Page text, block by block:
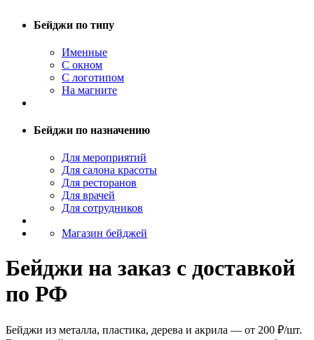
Бейджи по типу
Именные
С окном
С логотипом
На магните
Бейджи по назначению
Для мероприятий
Для салона красоты
Для ресторанов
Для врачей
Для сотрудников
Магазин бейджей
Бейджи на заказ с доставкой
по РФ
Бейджи из металла, пластика, дерева и акрила — от 200 ₽/шт.